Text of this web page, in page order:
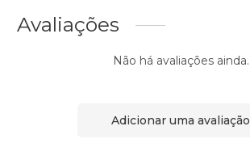
Avaliações
Não há avaliações ainda.
Adicionar uma avaliação